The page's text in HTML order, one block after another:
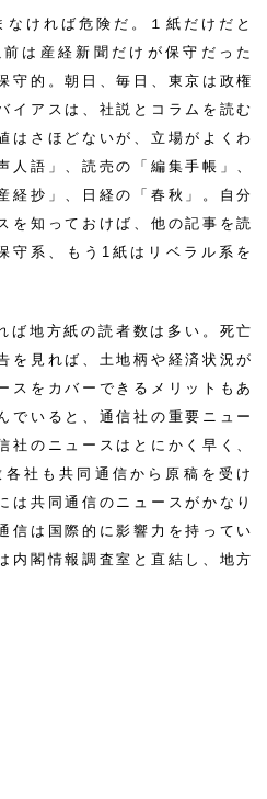
ければ危険だ。１紙だけだと
は産経新聞だけが保守だった
守的。朝日、毎日、東京は政権
イアスは、社説とコラムを読む
はさほどないが、立場がよくわ
人語」、読売の「編集手帳」、
経抄」、日経の「春秋」。自分
を知っておけば、他の記事を読
守系、もう1紙はリベラル系を
ば地方紙の読者数は多い。死亡
を見れば、土地柄や経済状況が
スをカバーできるメリットもあ
でいると、通信社の重要ニュー
社のニュースはとにかく早く、
社も共同通信から原稿を受け
は共同通信のニュースがかなり
信は国際的に影響力を持ってい
内閣情報調査室と直結し、地方